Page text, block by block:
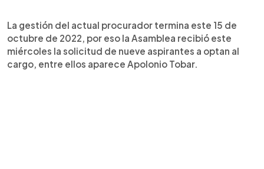
La gestión del actual procurador termina este 15 de
octubre de 2022, por eso la Asamblea recibió este
miércoles la solicitud de nueve aspirantes a optan al
cargo, entre ellos aparece Apolonio Tobar.